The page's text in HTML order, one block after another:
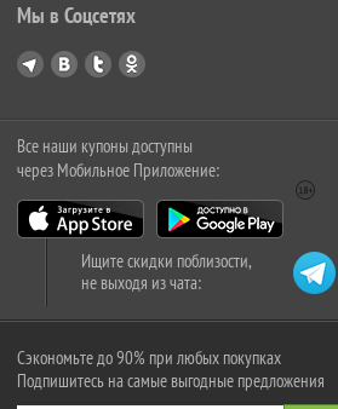
Мы в Соцсетях
Все наши купоны доступны
через Мобильное Приложение:
Ищите скидки поблизости,
не выходя из чата:
Сэкономьте до 90% при любых покупках
Подпишитесь на самые выгодные предложения